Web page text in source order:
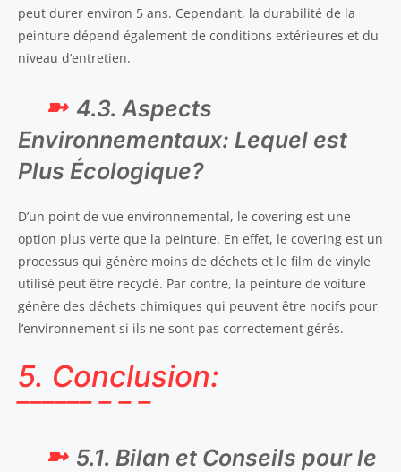
peut durer environ 5 ans. Cependant, la durabilité de la
peinture dépend également de conditions extérieures et du
niveau d’entretien.
4.3. Aspects
Environnementaux: Lequel est
Plus Écologique?
D’un point de vue environnemental, le covering est une
option plus verte que la peinture. En effet, le covering est un
processus qui génère moins de déchets et le film de vinyle
utilisé peut être recyclé. Par contre, la peinture de voiture
génère des déchets chimiques qui peuvent être nocifs pour
l’environnement si ils ne sont pas correctement gérés.
5. Conclusion:
5.1. Bilan et Conseils pour le